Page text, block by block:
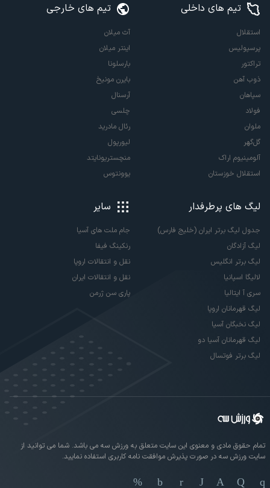
تیم های داخلی
استقلال
پرسپولیس
تراکتور
ذوب آهن
سپاهان
فولاد
ملوان
گل‌گهر
آلومینیوم اراک
استقلال خوزستان
تیم های خارجی
آث میلان
اینتر میلان
بارسلونا
بایرن مونیخ
آرسنال
چلسی
رئال مادرید
لیورپول
منچستریونایتد
یوونتوس
لیگ های پرطرفدار
جدول لیگ برتر ایران (خلیج فارس)
لیگ آزادگان
لیگ برتر انگلیس
لالیگا اسپانیا
سری آ ایتالیا
لیگ قهرمانان اروپا
لیگ نخبگان آسیا
لیگ قهرمانان آسیا دو
لیگ برتر فوتسال
سایر
جام ملت های آسیا
رنکینگ فیفا
نقل و انتقالات اروپا
نقل و انتقالات ایران
پاری سن ژرمن
تمام حقوق مادی و معنوی این سایت متعلق به ورزش سه می باشد. شما می توانید از
سایت ورزش سه در صورت پذیرش موافقت نامه کاربری استفاده نمایید.